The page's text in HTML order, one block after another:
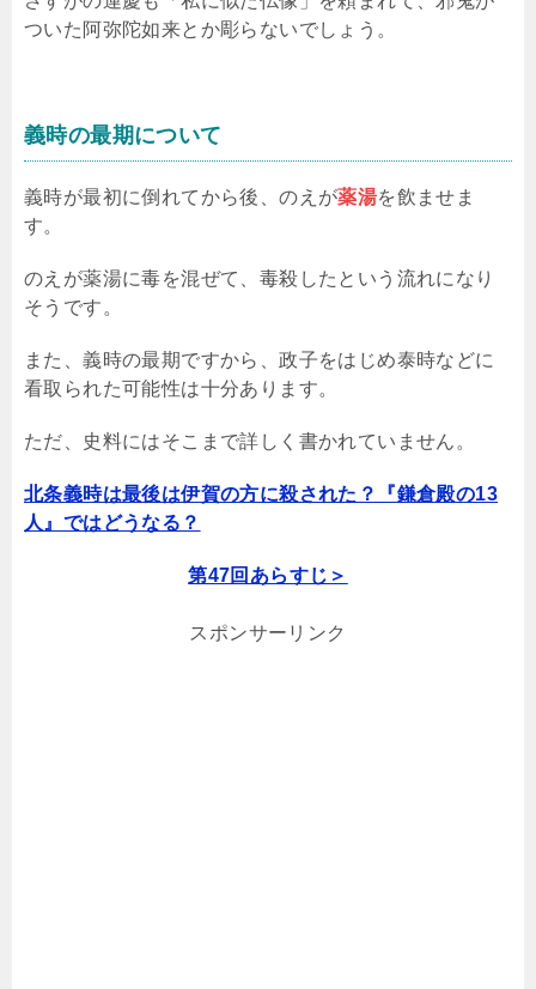
ついた阿弥陀如来とか彫らないでしょう。
義時の最期について
義時が最初に倒れてから後、のえが薬湯を飲ませま
す。
のえが薬湯に毒を混ぜて、毒殺したという流れになり
そうです。
また、義時の最期ですから、政子をはじめ泰時などに
看取られた可能性は十分あります。
ただ、史料にはそこまで詳しく書かれていません。
北条義時は最後は伊賀の方に殺された？『鎌倉殿の13
人』ではどうなる？
第47回あらすじ＞
スポンサーリンク